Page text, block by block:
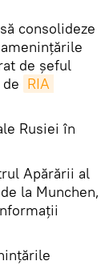
consolideze
de șeful
RIA
Rusiei în
Apărării al
la Munchen,